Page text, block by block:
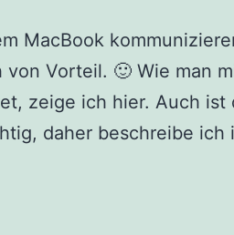
MacBook
von Vorteil. 🙂 Wie man
zeige ich hier. Auch
daher beschreibe ich